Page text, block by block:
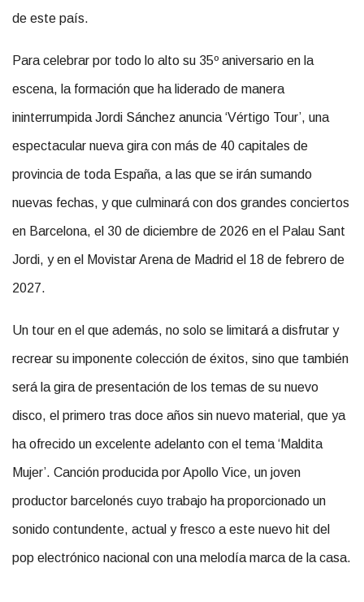
de este país.
Para celebrar por todo lo alto su 35º aniversario en la
escena, la formación que ha liderado de manera
ininterrumpida Jordi Sánchez anuncia ‘Vértigo Tour’, una
espectacular nueva gira con más de 40 capitales de
provincia de toda España, a las que se irán sumando
nuevas fechas, y que culminará con dos grandes conciertos
en Barcelona, el 30 de diciembre de 2026 en el Palau Sant
Jordi, y en el Movistar Arena de Madrid el 18 de febrero de
2027.
Un tour en el que además, no solo se limitará a disfrutar y
recrear su imponente colección de éxitos, sino que también
será la gira de presentación de los temas de su nuevo
disco, el primero tras doce años sin nuevo material, que ya
ha ofrecido un excelente adelanto con el tema ‘Maldita
Mujer’. Canción producida por Apollo Vice, un joven
productor barcelonés cuyo trabajo ha proporcionado un
sonido contundente, actual y fresco a este nuevo hit del
pop electrónico nacional con una melodía marca de la casa.